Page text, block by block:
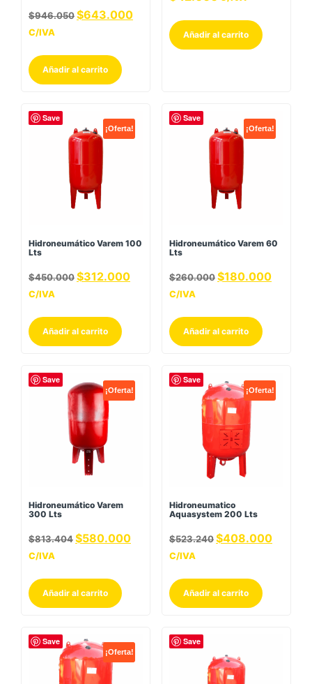
$946.050$643.000
C/IVA
Añadir al carrito
Añadir al carrito
Save
¡Oferta!
Hidroneumático Varem 100
Lts
$450.000$312.000
C/IVA
Añadir al carrito
Save
¡Oferta!
Hidroneumático Varem 60
Lts
$260.000$180.000
C/IVA
Añadir al carrito
Save
¡Oferta!
Hidroneumático Varem
300 Lts
$813.404$580.000
C/IVA
Añadir al carrito
Save
¡Oferta!
Hidroneumatico
Aquasystem 200 Lts
$523.240$408.000
C/IVA
Añadir al carrito
Save
¡Oferta!
Save